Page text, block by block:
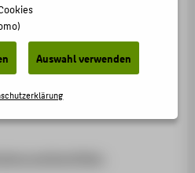
› 2022
Photography and Films
- 16.09.2022
FÜR
Auswahl verwenden